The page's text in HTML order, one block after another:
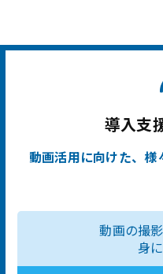
導入支
動画活用に向けた、
動画の撮
身